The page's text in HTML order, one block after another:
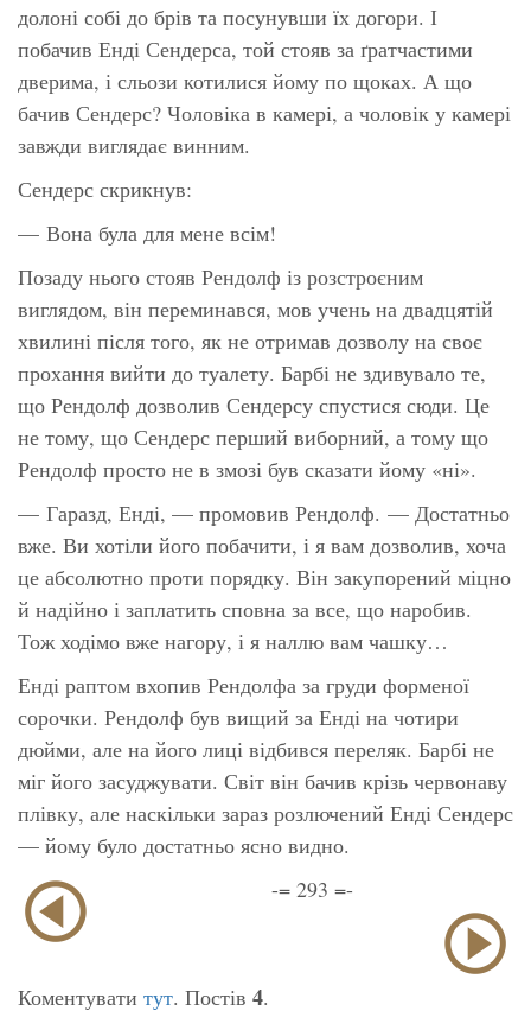
долоні собі до брів та посунувши їх догори. І
побачив Енді Сендерса, той стояв за ґратчастими
дверима, і сльози котилися йому по щоках. А що
бачив Сендерс? Чоловіка в камері, а чоловік у камері
завжди виглядає винним.
Сендерс скрикнув:
— Вона була для мене всім!
Позаду нього стояв Рендолф із розстроєним
виглядом, він переминався, мов учень на двадцятій
хвилині після того, як не отримав дозволу на своє
прохання вийти до туалету. Барбі не здивувало те,
що Рендолф дозволив Сендерсу спустися сюди. Це
не тому, що Сендерс перший виборний, а тому що
Рендолф просто не в змозі був сказати йому «ні».
— Гаразд, Енді, — промовив Рендолф. — Достатньо
вже. Ви хотіли його побачити, і я вам дозволив, хоча
це абсолютно проти порядку. Він закупорений міцно
й надійно і заплатить сповна за все, що наробив.
Тож ходімо вже нагору, і я наллю вам чашку…
Енді раптом вхопив Рендолфа за груди форменої
сорочки. Рендолф був вищий за Енді на чотири
дюйми, але на його лиці відбився переляк. Барбі не
міг його засуджувати. Світ він бачив крізь червонаву
плівку, але наскільки зараз розлючений Енді Сендерс
— йому було достатньо ясно видно.
-= 293 =-
Коментувати тут. Постів 4.